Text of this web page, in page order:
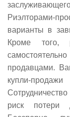
Риэлторами-
варианты в
Кроме того,
продавцами.
купли-
риск потери